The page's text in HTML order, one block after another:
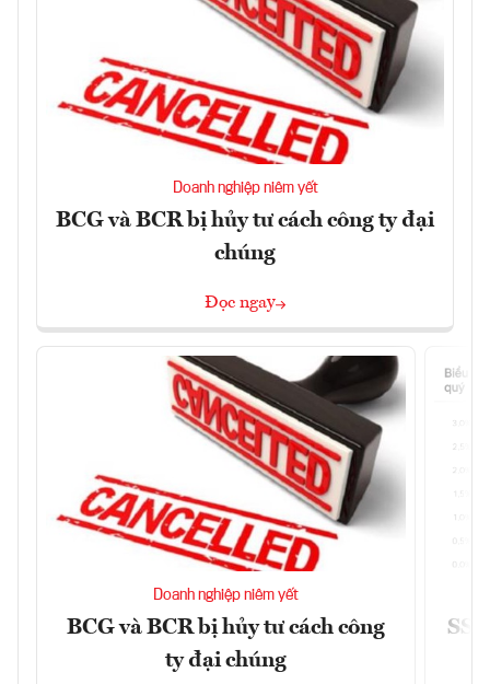
Doanh nghiệp niêm yết
BCG và BCR bị hủy tư cách công ty đại
chúng
Đọc ngay
Doanh nghiệp niêm yết
BCG và BCR bị hủy tư cách công
ty đại chúng
SSI